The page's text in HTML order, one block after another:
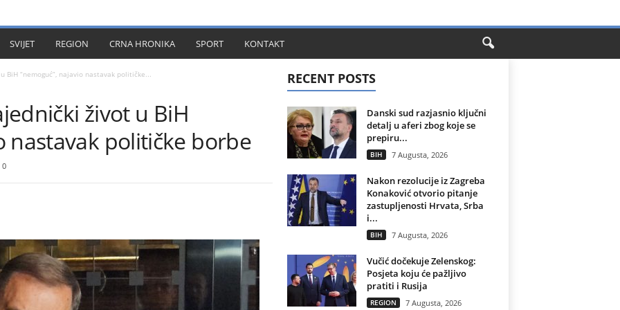
SVIJET REGION CRNA HRONIKA SPORT KONTAKT
BiH “nemoguć”, najavio nastavak političke...
život u BiH
nastavak političke borbe
0
RECENT POSTS
Danski sud razjasnio ključni
detalj u aferi zbog koje se
prepiru...
BIH 7 Augusta, 2026
Nakon rezolucije iz Zagreba
Konaković otvorio pitanje
zastupljenosti Hrvata, Srba
i...
BIH 7 Augusta, 2026
Vučić dočekuje Zelenskog:
Posjeta koju će pažljivo
pratiti i Rusija
REGION 7 Augusta, 2026